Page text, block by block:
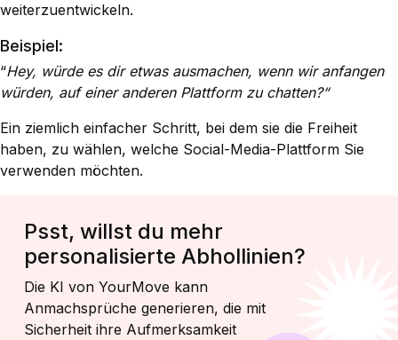
weiterzuentwickeln.
Beispiel:
“Hey, würde es dir etwas ausmachen, wenn wir anfangen
würden, auf einer anderen Plattform zu chatten?“
Ein ziemlich einfacher Schritt, bei dem sie die Freiheit
haben, zu wählen, welche Social-Media-Plattform Sie
verwenden möchten.
Psst, willst du mehr
personalisierte Abhollinien?
Die KI von YourMove kann
Anmachsprüche generieren, die mit
Sicherheit ihre Aufmerksamkeit